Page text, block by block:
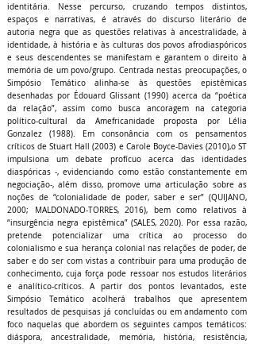
identitária. Nesse percurso, cruzando tempos distintos,
espaços e narrativas, é através do discurso literário de
autoria negra que as questões relativas à ancestralidade, à
identidade, à história e às culturas dos povos afrodiaspóricos
e seus descendentes se manifestam e garantem o direito à
memória de um povo/grupo. Centrada nestas preocupações, o
Simpósio Temático alinha-se às questões epistêmicas
desenhadas por Édouard Glissant (1990) acerca da “poética
da relação”, assim como busca ancoragem na categoria
político-cultural da Amefricanidade proposta por Lélia
Gonzalez (1988). Em consonância com os pensamentos
críticos de Stuart Hall (2003) e Carole Boyce-Davies (2010),o ST
impulsiona um debate profícuo acerca das identidades
diaspóricas -, evidenciando como estão constantemente em
negociação-, além disso, promove uma articulação sobre as
noções de “colonialidade de poder, saber e ser” (QUIJANO,
2000; MALDONADO-TORRES, 2016), bem como relativos à
“insurgência negra epistêmica” (SALES, 2020). Por essa razão,
pretende potencializar uma crítica ao processo do
colonialismo e sua herança colonial nas relações de poder, de
saber e do ser com vistas a contribuir para uma produção de
conhecimento, cuja força pode ressoar nos estudos literários
e analítico-críticos. A partir dos pontos levantados, este
Simpósio Temático acolherá trabalhos que apresentem
resultados de pesquisas já concluídas ou em andamento com
foco naquelas que abordem os seguintes campos temáticos:
diáspora, ancestralidade, memória, história, resistência,